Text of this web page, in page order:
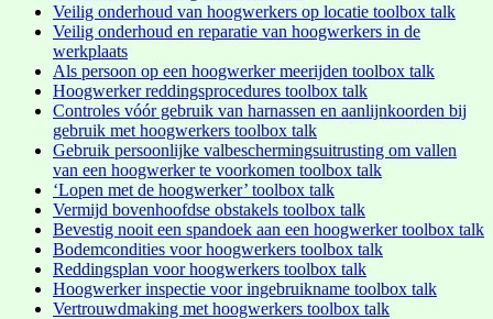
Veilig onderhoud van hoogwerkers op locatie toolbox talk
Veilig onderhoud en reparatie van hoogwerkers in de
werkplaats
Als persoon op een hoogwerker meerijden toolbox talk
Hoogwerker reddingsprocedures toolbox talk
Controles vóór gebruik van harnassen en aanlijnkoorden bij
gebruik met hoogwerkers toolbox talk
Gebruik persoonlijke valbeschermingsuitrusting om vallen
van een hoogwerker te voorkomen toolbox talk
‘Lopen met de hoogwerker’ toolbox talk
Vermijd bovenhoofdse obstakels toolbox talk
Bevestig nooit een spandoek aan een hoogwerker toolbox talk
Bodemcondities voor hoogwerkers toolbox talk
Reddingsplan voor hoogwerkers toolbox talk
Hoogwerker inspectie voor ingebruikname toolbox talk
Vertrouwdmaking met hoogwerkers toolbox talk